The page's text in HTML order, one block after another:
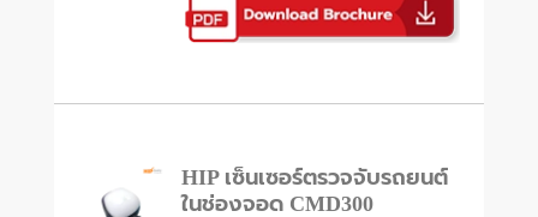
HIP เซ็นเซอร์ตรวจจับรถยนต์
ในช่องจอด CMD300